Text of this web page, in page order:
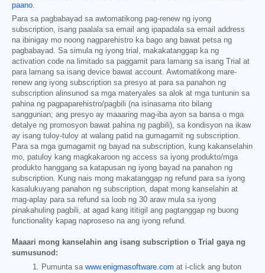
paano.
Para sa pagbabayad sa awtomatikong pag-renew ng iyong
subscription, isang paalala sa email ang ipapadala sa email address
na ibinigay mo noong nagparehistro ka bago ang bawat petsa ng
pagbabayad. Sa simula ng iyong trial, makakatanggap ka ng
activation code na limitado sa paggamit para lamang sa isang Trial at
para lamang sa isang device bawat account. Awtomatikong mare-
renew ang iyong subscription sa presyo at para sa panahon ng
subscription alinsunod sa mga materyales sa alok at mga tuntunin sa
pahina ng pagpaparehistro/pagbili (na isinasama rito bilang
sanggunian; ang presyo ay maaaring mag-iba ayon sa bansa o mga
detalye ng promosyon bawat pahina ng pagbili), sa kondisyon na ikaw
ay isang tuloy-tuloy at walang patid na gumagamit ng subscription.
Para sa mga gumagamit ng bayad na subscription, kung kakanselahin
mo, patuloy kang magkakaroon ng access sa iyong produkto/mga
produkto hanggang sa katapusan ng iyong bayad na panahon ng
subscription. Kung nais mong makatanggap ng refund para sa iyong
kasalukuyang panahon ng subscription, dapat mong kanselahin at
mag-aplay para sa refund sa loob ng 30 araw mula sa iyong
pinakahuling pagbili, at agad kang ititigil ang pagtanggap ng buong
functionality kapag naproseso na ang iyong refund.
Maaari mong kanselahin ang isang subscription o Trial gaya ng
sumusunod:
Pumunta sa www.enigmasoftware.com at i-click ang buton